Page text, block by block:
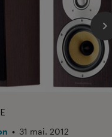
• 31 mai. 2012